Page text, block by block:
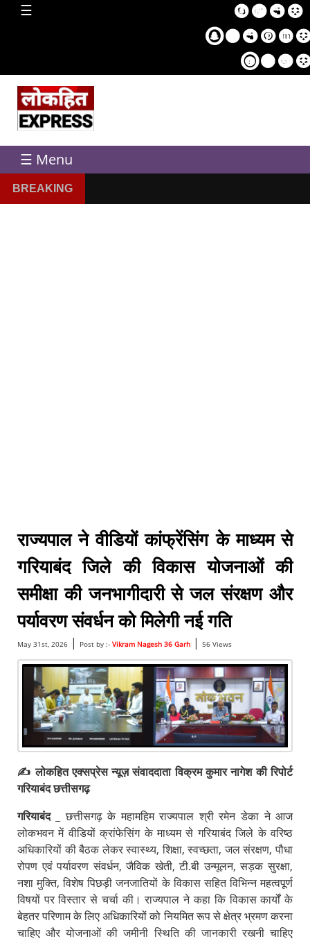
☰
home
☰ Menu
BREAKING
राज्यपाल ने वीडियों कांफ्रेंसिंग के माध्यम से
गरियाबंद जिले की विकास योजनाओं की
समीक्षा की जनभागीदारी से जल संरक्षण और
पर्यावरण संवर्धन को मिलेगी नई गति
May 31st, 2026| Post by :- Vikram Nagesh 36 Garh| 56 Views
✍️ लोकहित एक्सप्रेस न्यूज़ संवाददाता विक्रम कुमार नागेश की रिपोर्ट
गरियाबंद छत्तीसगढ़
गरियाबंद_ छत्तीसगढ़ के महामहिम राज्यपाल श्री रमेन डेका ने आज
लोकभवन में वीडियों क्रांफेसिंग के माध्यम से गरियाबंद जिले के वरिष्ठ
अधिकारियों की बैठक लेकर स्वास्थ्य, शिक्षा, स्वच्छता, जल संरक्षण, पौधा
रोपण एवं पर्यावरण संवर्धन, जैविक खेती, टी.बी उन्मूलन, सड़क सुरक्षा,
नशा मुक्ति, विशेष पिछड़ी जनजातियों के विकास सहित विभिन्न महत्वपूर्ण
विषयों पर विस्तार से चर्चा की। राज्यपाल ने कहा कि विकास कार्यों के
बेहतर परिणाम के लिए अधिकारियों को नियमित रूप से क्षेत्र भ्रमण करना
चाहिए और योजनाओं की जमीनी स्थिति की जानकारी रखनी चाहिए